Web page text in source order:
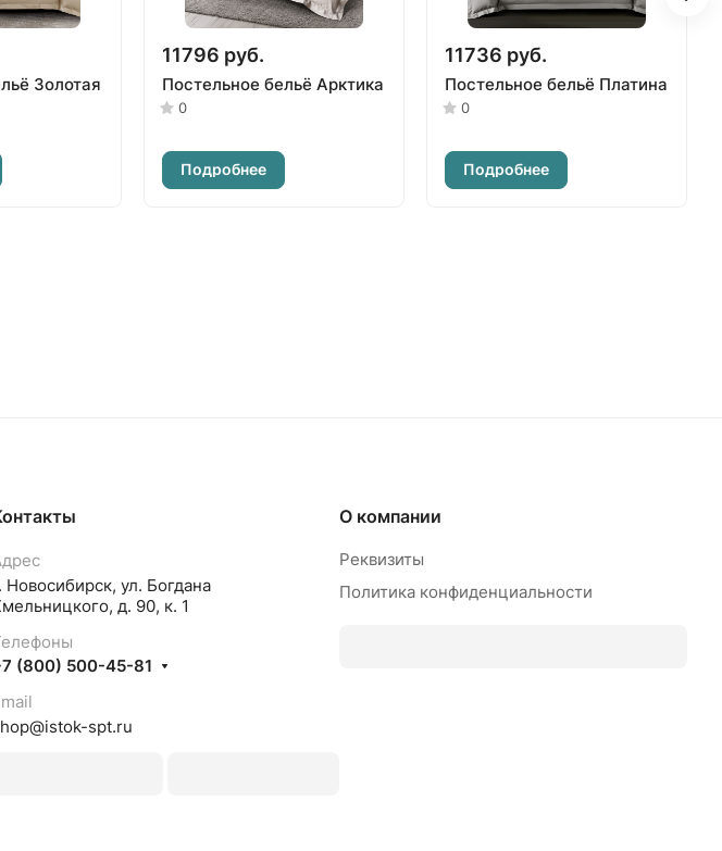
Золотая
11796 руб.
Постельное бельё Арктика
0
Подробнее
11736 руб.
Постельное бельё Платина
0
Подробнее
Новосибирск, ул. Богдана
д. 90, к. 1
(800) 500-45-81
spt.ru
О компании
Реквизиты
Политика конфиденциальности